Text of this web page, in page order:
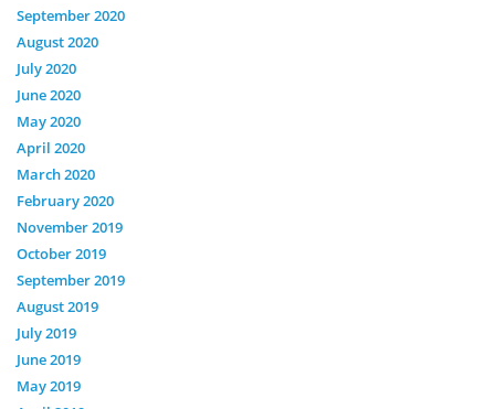
September 2020
August 2020
July 2020
June 2020
May 2020
April 2020
March 2020
February 2020
November 2019
October 2019
September 2019
August 2019
July 2019
June 2019
May 2019